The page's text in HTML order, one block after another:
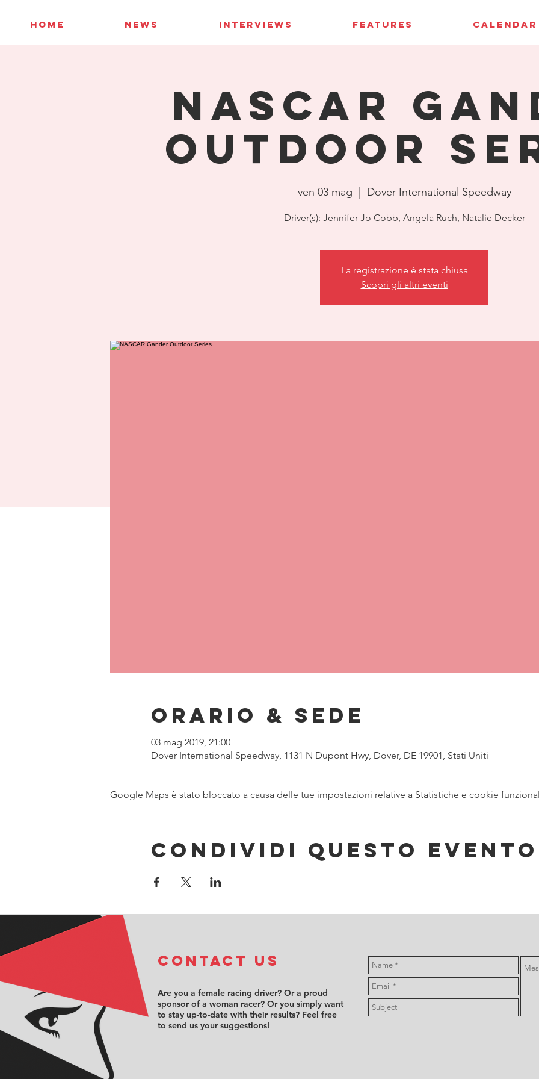
HOME NEWS INTERVIEWS FEATURES CALENDAR
NASCAR
Outdoor
ven 03 mag Dover International Speedway
Driver(s): Jennifer Jo Cobb, Angela Ruch, Natalie Decker
La registrazione è stata chiusa
Scopri gli altri eventi
Orario & Sede
03 mag 2019, 21:00
Dover International Speedway, 1131 N Dupont Hwy, Dover, DE 19901, Stati Uniti
Google Maps è stato bloccato a causa delle tue impostazioni relative a Statistiche e cookie
Condividi questo evento
COntact us
Are you a female racing driver? Or a proud
sponsor of a woman racer? Or you simply want
to stay up-to-date with their results? Feel free
to send us your suggestions!